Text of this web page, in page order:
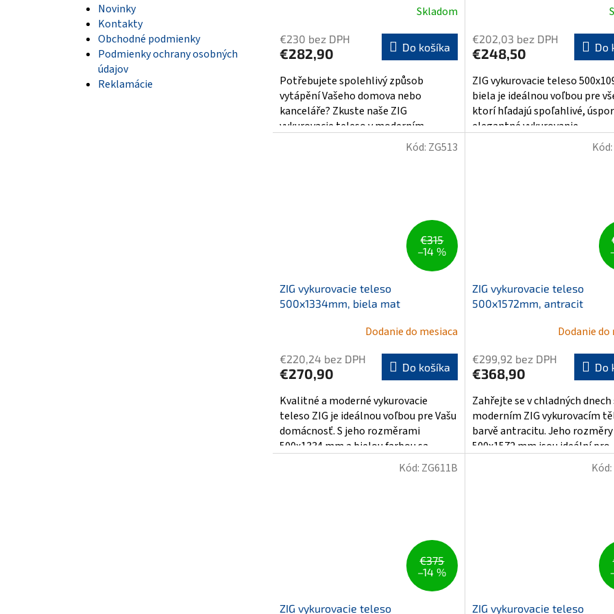
Novinky
Kontakty
Obchodné podmienky
Podmienky ochrany osobných
údajov
Reklamácie
Skladom
€230 bez DPH
€282,90 Do košíka
Potřebujete spolehlivý způsob
vytápění Vašeho domova nebo
kanceláře? Zkuste naše ZIG
vykurovacie teleso v moderním
€202,03 bez DPH
€248,50 Do
ZIG vykurovacie teleso
biela je ideálnou voľbou pre
ktorí hľadajú spoľahlivé,
elegantné vykurovanie....
€315
–14 %
ZIG vykurovacie teleso
500x1334mm, biela mat
Dodanie do mesiaca
€220,24 bez DPH
€270,90 Do košíka
Kvalitné a moderné vykurovacie
teleso ZIG je ideálnou voľbou pre Vašu
domácnosť. S jeho rozměrami
500x1334 mm a bielou farbou sa...
Kód: ZG513
ZIG vykurovacie teleso
500x1572mm, antracit
Dodanie do
€299,92 bez DPH
€368,90 Do
Zahřejte se v chladných
moderním ZIG vykurovacím
barvě antracitu. Jeho rozměry
500x1572 mm jsou ideální
Kód:
€375
–14 %
ZIG vykurovacie teleso
Kód: ZG611B
ZIG vykurovacie teleso
Kód: